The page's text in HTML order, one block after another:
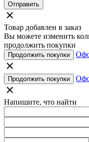
Отправить
Товар добавлен в заказ
Вы можете изменить
продолжить покупки
Продолжить покупки
Продолжить покупки
Напишите, что найти